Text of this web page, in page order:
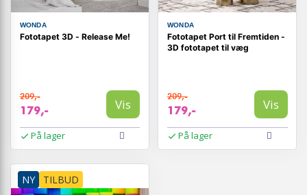
WONDA
Fototapet 3D - Release Me!
209,-
179,- Vis
På lager
WONDA
Fototapet Port til Fremtiden -
3D fototapet til væg
209,-
179,- Vis
På lager
NY TILBUD